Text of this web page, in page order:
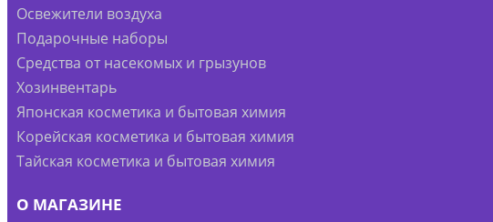
Освежители воздуха
Подарочные наборы
Средства от насекомых и грызунов
Хозинвентарь
Японская косметика и бытовая химия
Корейская косметика и бытовая химия
Тайская косметика и бытовая химия
О МАГАЗИНЕ